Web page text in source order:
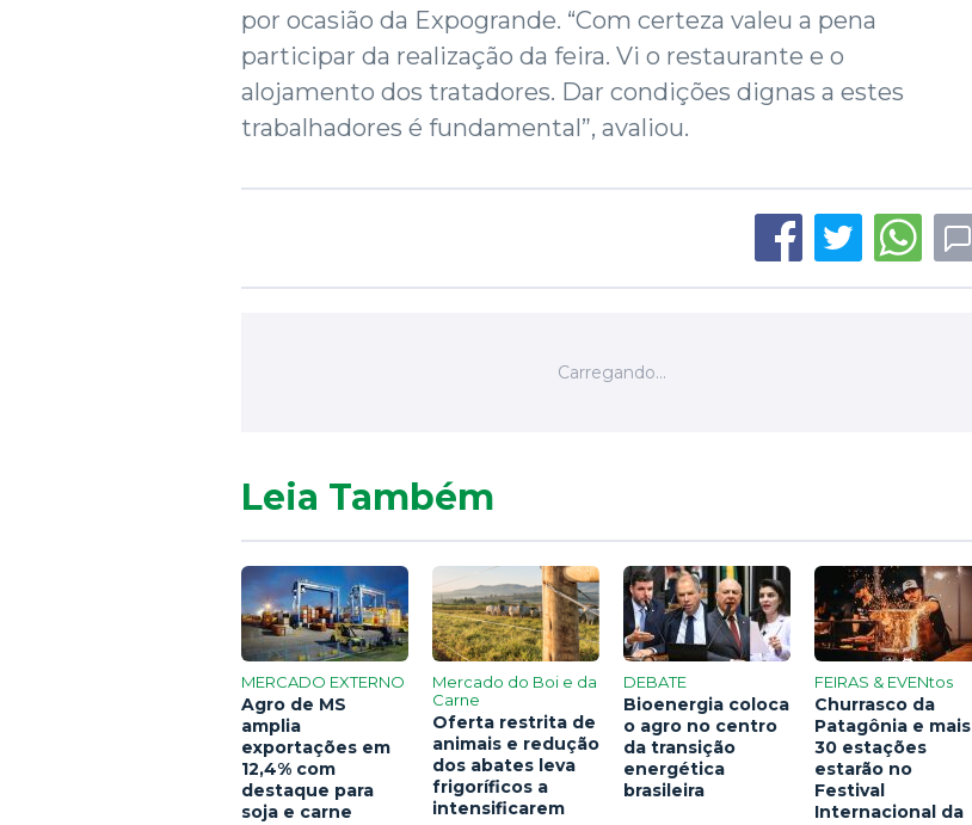
por ocasião da Expogrande. “Com certeza valeu a pena
participar da realização da feira. Vi o restaurante e o
alojamento dos tratadores. Dar condições dignas a estes
trabalhadores é fundamental”, avaliou.
Leia Também
MERCADO EXTERNO
Agro de MS
amplia
exportações em
12,4% com
destaque para
soja e carne
Mercado do Boi e da
Carne
Oferta restrita de
animais e redução
dos abates leva
frigoríficos a
intensificarem
DEBATE
Bioenergia coloca
o agro no centro
da transição
energética
brasileira
FEIRAS & EVENtos
Churrasco da
Patagônia e mais
30 estações
estarão no
Festival
Internacional da